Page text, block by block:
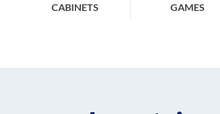
CABINETS GAMES